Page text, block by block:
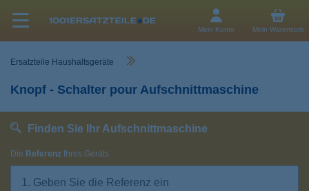
Mein Konto Mein Warenkorb
Ersatzteile Haushaltsgeräte
Knopf - Schalter pour Aufschnittmaschine
Finden Sie Ihr Aufschnittmaschine
Die Referenz Ihres Geräts